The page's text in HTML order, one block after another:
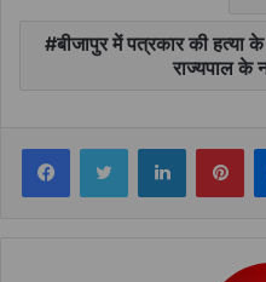
बीजापुर में पत्रकार की हत्या
राज्यपाल के
FacebookTwitter LinkedIn